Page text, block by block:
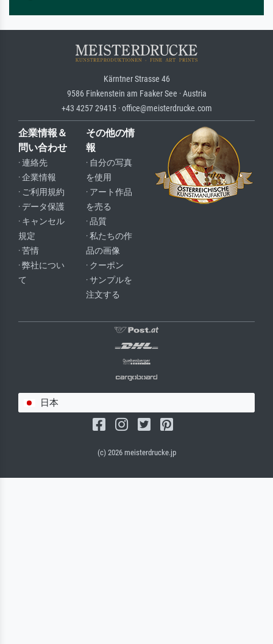
Kärntner Strasse 46
9586 Finkenstein am Faaker See · Austria
+43 4257 29415 · office@meisterdrucke.com
企業情報＆
問い合わせ
· 連絡先
· 企業情報
· ご利用規約
· データ保護
· キャンセル
規定
· 苦情
· 弊社につい
て
その他の情
報
· 自分の写真
を使用
· アート作品
を売る
· 品質
· 私たちの作
品の画像
· クーポン
· サンプルを
注文する
日本
(c) 2026 meisterdrucke.jp